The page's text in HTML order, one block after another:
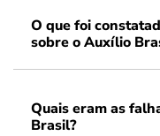
O que foi
sobre o Auxílio
Quais eram as
Brasil?